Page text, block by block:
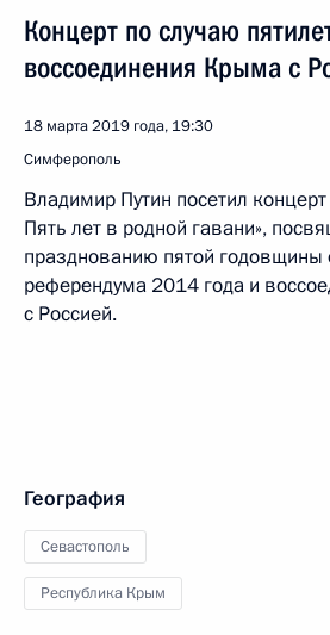
Концерт по случаю
воссоединения Крыма с
18 марта 2019 года, 19:30
Симферополь
Владимир Путин посетил
Пять лет в родной гавани»,
празднованию пятой
референдума 2014 года и
с Россией.
География
Севастополь
Республика Крым